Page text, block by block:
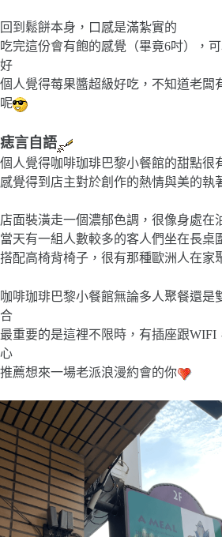
回到鬆餅本身，口感是滿紮實的
吃完這份會有飽的感覺（畢竟6吋），
好
個人覺得莓果醬超級好吃，不知道老闆
呢
痣言自語
個人覺得咖啡珈琲巴黎小餐館的甜點很
感覺得到店主對於創作的熱情與美的執
店面裝潢走一個濃郁色調，很像身處在
當天有一組人數較多的客人們坐在長桌
搭配高椅背椅子，很有那種歐洲人在家
咖啡珈琲巴黎小餐館無論多人聚餐還是
合
最重要的是這裡不限時，有插座跟WIFI
心
推薦想來一場老派浪漫約會的你